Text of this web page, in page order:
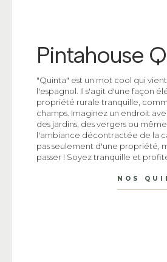
Pintahouse
"Quinta" est un mot cool qui
l'espagnol. Il s'agit d'une façon
propriété rurale tranquille,
champs. Imaginez un endroit
des jardins, des vergers ou
l'ambiance décontractée de la
pas seulement d'une propriété,
passer ! Soyez tranquille et
NOS